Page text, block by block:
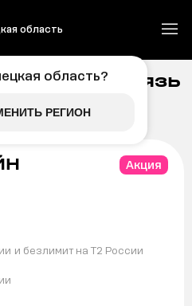
область
связь
области
Акция
и безлимит на T2 России
область?
РЕГИОН